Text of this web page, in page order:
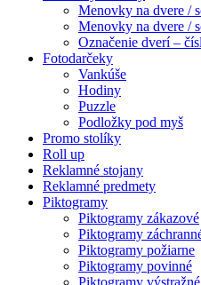
Menovky na dvere /
Menovky na dvere /
Označenie dverí –
Fotodarčeky
Vankúše
Hodiny
Puzzle
Podložky pod myš
Promo stolíky
Roll up
Reklamné stojany
Reklamné predmety
Piktogramy
Piktogramy zákazové
Piktogramy
Piktogramy požiarne
Piktogramy povinné
Piktogramy výstražné